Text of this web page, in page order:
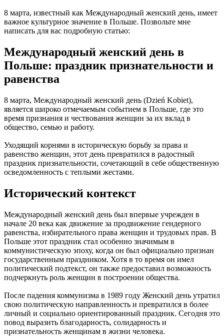
8 марта, известный как Международный женский день, имеет
важное культурное значение в Польше. Позвольте мне
написать для вас подробную статью:
Международный женский день в
Польше: праздник признательности и
равенства
8 марта, Международный женский день (Dzień Kobiet),
является широко отмечаемым событием в Польше, где это
время признания и чествования женщин за их вклад в
общество, семью и работу.
Уходящий корнями в историческую борьбу за права и
равенство женщин, этот день превратился в радостный
праздник признательности, сочетающий в себе общественную
осведомленность с теплыми жестами.
Исторический контекст
Международный женский день был впервые учрежден в
начале 20 века как движение за продвижение гендерного
равенства, избирательного права женщин и трудовых прав. В
Польше этот праздник стал особенно значимым в
коммунистическую эпоху, когда он был официально признан
государственным праздником. Хотя в то время он имел
политический подтекст, он также предоставил возможность
подчеркнуть роль женщин в построении общества.
После падения коммунизма в 1989 году Женский день утратил
свою политическую направленность и превратился в более
личный и социально ориентированный праздник. Сегодня это
повод выразить благодарность, солидарность и
признательность женщинам в жизни человека.